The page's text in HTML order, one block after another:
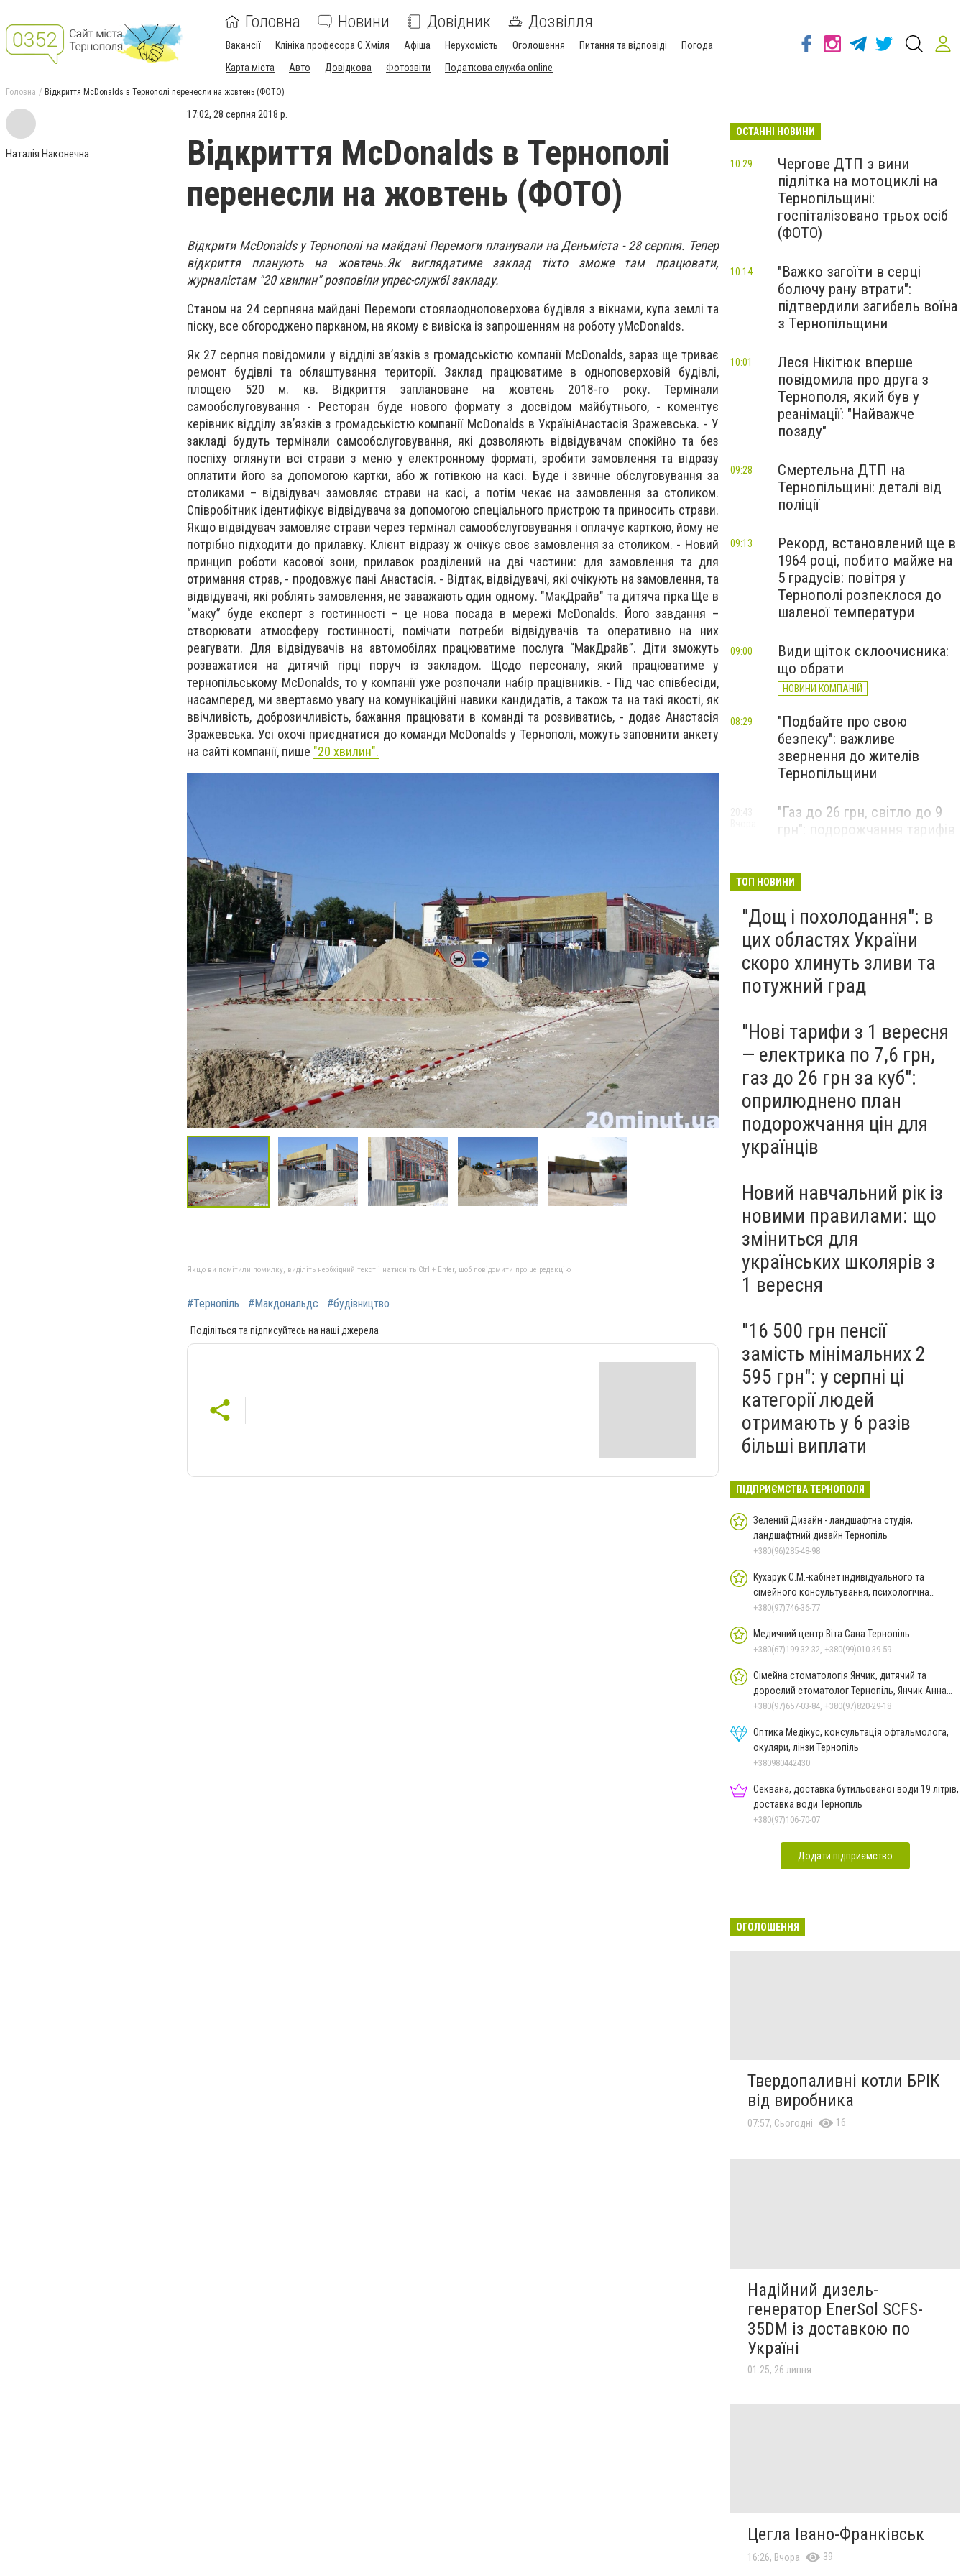
Головна Новини Довідник Дозвілля
Вакансії Клініка професора С.Хміля Афіша Нерухомість Оголошення Питання та відповіді
Погода
Карта міста
Авто Довідкова Фотозвіти Податкова служба online
Головна Відкриття McDonalds в Тернополі перенесли на жовтень (ФОТО)
Наталія Наконечна
17:02, 28 серпня 2018 р.
Відкриття McDonalds в Тернополі
перенесли на жовтень (ФОТО)
Відкрити McDonalds у Тернополі на майдані Перемоги планували на Деньміста - 28 серпня. Тепер
відкриття планують на жовтень.Як виглядатиме заклад тіхто зможе там працювати,
журналістам "20 хвилин" розповіли упрес-службі закладу.
Станом на 24 серпняна майдані Перемоги стоялаодноповерхова будівля з вікнами, купа землі та
піску, все обгороджено парканом, на якому є вивіска із запрошенням на роботу уMcDonalds.
Як 27 серпня повідомили у відділі зв’язків з громадськістю компанії McDonalds, зараз ще триває
ремонт будівлі та облаштування території. Заклад працюватиме в одноповерховій будівлі,
площею 520 м. кв. Відкриття заплановане на жовтень 2018-го року. Термінали
самообслуговування - Ресторан буде нового формату з досвідом майбутнього, - коментує
керівник відділу зв’язків з громадськістю компанії McDonalds в УкраїніАнастасія Зражевська. - У
закладі будуть термінали самообслуговування, які дозволяють відвідувачам спокійно та без
поспіху оглянути всі страви з меню у електронному форматі, зробити замовлення та відразу
оплатити його за допомогою картки, або ж готівкою на касі. Буде і звичне обслуговування за
столиками – відвідувач замовляє страви на касі, а потім чекає на замовлення за столиком.
Співробітник ідентифікує відвідувача за допомогою спеціального пристрою та приносить страви.
Якщо відвідувач замовляє страви через термінал самообслуговування і оплачує карткою, йому не
потрібно підходити до прилавку. Клієнт відразу ж очікує своє замовлення за столиком. - Новий
принцип роботи касової зони, прилавок розділений на дві частини: для замовлення та для
отримання страв, - продовжує пані Анастасія. - Відтак, відвідувачі, які очікують на замовлення, та
відвідувачі, які роблять замовлення, не заважають один одному. "МакДрайв" та дитяча гірка Ще в
“маку” буде експерт з гостинності – це нова посада в мережі McDonalds. Його завдання –
створювати атмосферу гостинності, помічати потреби відвідувачів та оперативно на них
реагувати. Для відвідувачів на автомобілях працюватиме послуга “МакДрайв”. Діти зможуть
розважатися на дитячій гірці поруч із закладом. Щодо персоналу, який працюватиме у
тернопільському McDonalds, то у компанії уже розпочали набір працівників. - Під час співбесіди,
насамперед, ми звертаємо увагу на комунікаційні навики кандидатів, а також та на такі якості, як
ввічливість, доброзичливість, бажання працювати в команді та розвиватись, - додає Анастасія
Зражевська. Усі охочі приєднатися до команди McDonalds у Тернополі, можуть заповнити анкету
на сайті компанії, пише "20 хвилин".
Якщо ви помітили помилку, виділіть необхідний текст і натисніть Ctrl + Enter, щоб повідомити про це редакцію
#Тернопіль #Макдональдс #будівництво
Поділіться та підписуйтесь на наші джерела
ОСТАННІ НОВИНИ
Чергове ДТП з вини
підлітка на мотоциклі на
Тернопільщині:
госпіталізовано трьох осіб
(ФОТО)
10:29
"Важко загоїти в серці
болючу рану втрати":
підтвердили загибель воїна
з Тернопільщини
10:14
Леся Нікітюк вперше
повідомила про друга з
Тернополя, який був у
реанімації: "Найважче
позаду"
10:01
Смертельна ДТП на
Тернопільщині: деталі від
поліції
09:28
Рекорд, встановлений ще в
1964 році, побито майже на
5 градусів: повітря у
Тернополі розпеклося до
шаленої температури
09:13
Види щіток склоочисника:
що обрати
НОВИНИ КОМПАНІЙ
09:00
"Подбайте про свою
безпеку": важливе
звернення до жителів
Тернопільщини
08:29
"Газ до 26 грн, світло до 9
грн": подорожчання тарифів
з 1 вересня
ТОП НОВИНИ
"Дощ і похолодання": в
цих областях України
скоро хлинуть зливи та
потужний град
"Нові тарифи з 1 вересня
— електрика по 7,6 грн,
газ до 26 грн за куб":
оприлюднено план
подорожчання цін для
українців
Новий навчальний рік із
новими правилами: що
зміниться для
українських школярів з
1 вересня
"16 500 грн пенсії
замість мінімальних 2
595 грн": у серпні ці
категорії людей
отримають у 6 разів
більші виплати
ПІДПРИЄМСТВА ТЕРНОПОЛЯ
Зелений Дизайн - ландшафтна студія,
ландшафтний дизайн Тернопіль
+380(96)285-48-98
Кухарук С.М.-кабінет індивідуального та
сімейного консультування, психологічна
діагностика Тернопіль
+380(97)746-36-77
Медичний центр Віта Сана Тернопіль
+380(67)199-32-32, +380(99)010-39-59
Сімейна стоматологія Янчик, дитячий та
дорослий стоматолог Тернопіль, Янчик Анна
Леонтієвна
+380(97)657-03-84, +380(97)820-29-18
Оптика Медікус, консультація офтальмолога,
окуляри, лінзи Тернопіль
+380980442430
Секвана, доставка бутильованої води 19 літрів,
доставка води Тернопіль
+380(97)106-70-07
Додати підприємство
ОГОЛОШЕННЯ
Твердопаливні котли БРІК
від виробника
07:57, Сьогодні 16
Надійний дизель-
генератор EnerSol SCFS-
35DM із доставкою по
Україні
01:25, 26 липня
Цегла Івано-Франківськ
16:26, Вчора 39